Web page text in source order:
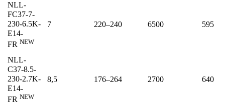
NLL-
FC37-7-
230-6.5K-
E14-
FR NEW
7 220–240 6500 595
NLL-
C37-8.5-
230-2.7K-
E14-
FR NEW
8,5 176–264 2700 640